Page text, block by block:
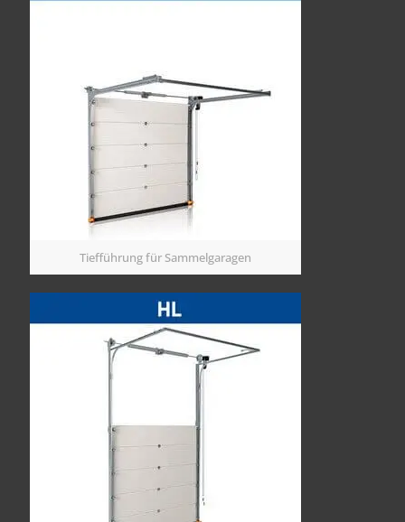
Tiefführung für Sammelgaragen